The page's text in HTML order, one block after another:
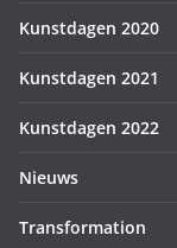
Kunstdagen 2020
Kunstdagen 2021
Kunstdagen 2022
Nieuws
Transformation